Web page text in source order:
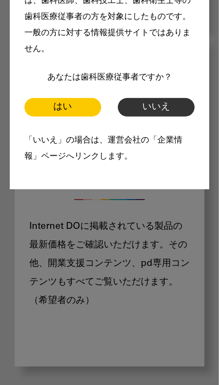
歯科医療従事者の方を対象にしたものです。
一般の方に対する情報提供サイトではありま
せん。
あなたは歯科医療従事者ですか？
はい いいえ
「いいえ」の場合は、運営会社の「企業情
報」ページへリンクします。
Internet DOに掲載されている
Internet DOに掲載されている製品の
最新価格をご確認いただけます。その
他、開業支援コンテンツ、pd専用コン
テンツもすべてご覧いただけます。
（希望者のみ）